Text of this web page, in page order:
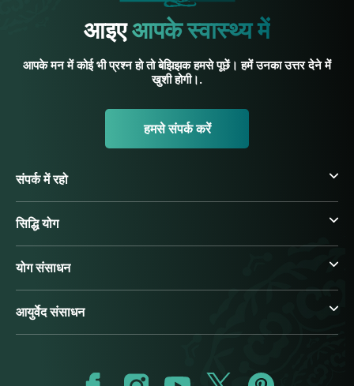
आइएआपके स्वास्थ्य में
आपके मन में कोई भी प्रश्न हो तो बेझिझक हमसे पूछें। हमें उनका उत्तर देने में
खुशी होगी।.
हमसे संपर्क करें
संपर्क में रहो
सिद्धि योग
योग संसाधन
आयुर्वेद संसाधन